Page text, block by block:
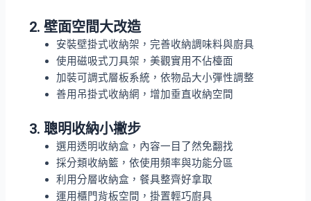
2. 壁面空間大改造
安裝壁掛式收納架，完善收納調味料與廚具
使用磁吸式刀具架，美觀實用不佔檯面
加裝可調式層板系統，依物品大小彈性調整
善用吊掛式收納網，增加垂直收納空間
3. 聰明收納小撇步
選用透明收納盒，內容一目了然免翻找
採分類收納籃，依使用頻率與功能分區
利用分層收納盒，餐具整齊好拿取
運用櫃門背板空間，掛置輕巧廚具